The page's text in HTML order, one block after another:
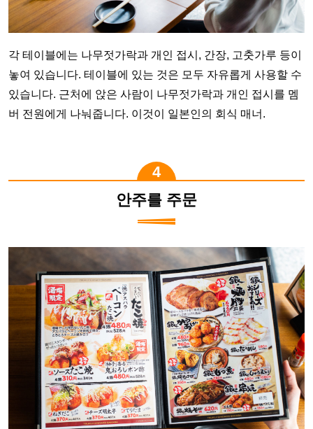
각 테이블에는 나무젓가락과 개인 접시, 간장, 고춧가루 등이
놓여 있습니다. 테이블에 있는 것은 모두 자유롭게 사용할 수
있습니다. 근처에 앉은 사람이 나무젓가락과 개인 접시를 멤
버 전원에게 나눠줍니다. 이것이 일본인의 회식 매너.
안주를 주문